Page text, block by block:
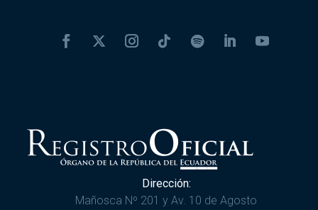
Dirección:
Mañosca Nº 201 y Av. 10 de Agosto